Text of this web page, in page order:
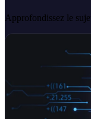
Approfondissez le